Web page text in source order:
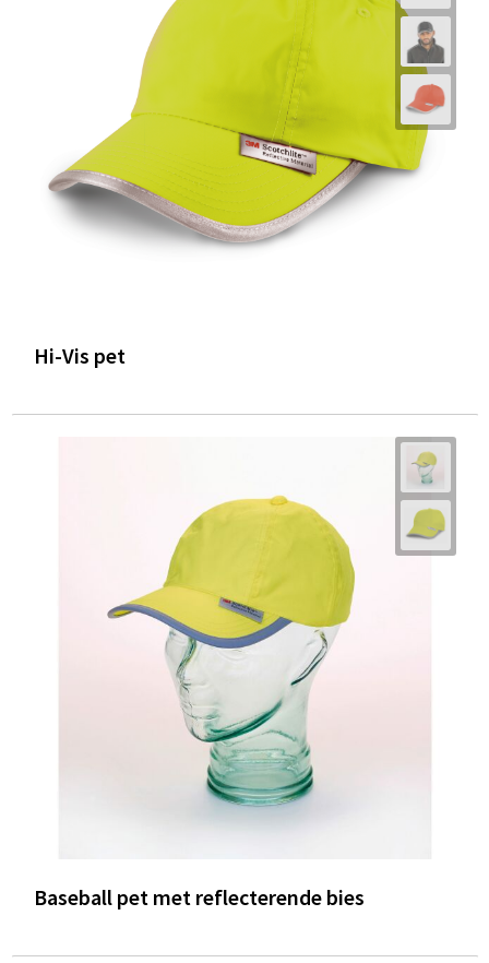
Hi-Vis pet
Baseball pet met reflecterende bies